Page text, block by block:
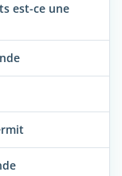
est-ce une